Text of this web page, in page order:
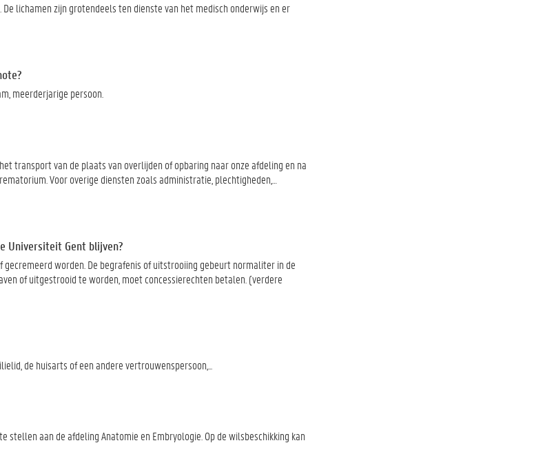
lichamen zijn grotendeels ten dienste van het medisch onderwijs en er
meerderjarige persoon.
transport van de plaats van overlijden of opbaring naar onze afdeling en na
Voor overige diensten zoals administratie, plechtigheden,…
Universiteit Gent blijven?
worden. De begrafenis of uitstrooiing gebeurt normaliter in de
of uitgestrooid te worden, moet concessierechten betalen. (verdere
de huisarts of een andere vertrouwenspersoon,...
aan de afdeling Anatomie en Embryologie. Op de wilsbeschikking kan